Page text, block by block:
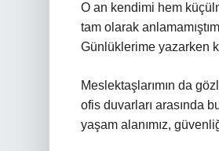
O an kendimi hem
tam olarak
Günlüklerime yazarken
Meslektaşlarımın da
ofis duvarları arasında
yaşam alanımız,